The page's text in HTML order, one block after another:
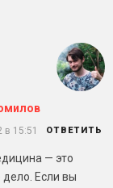
в 15:51 ОТВЕТИТЬ
— это
дело. Если вы